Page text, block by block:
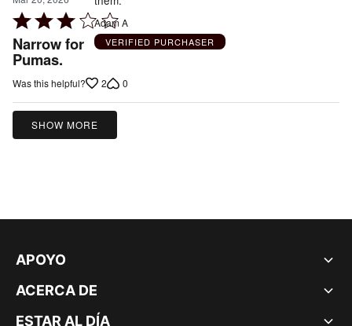
Rated
3
out
of
Narrow for
Pumas.
Adam A
VERIFIED PURCHASER
Was this helpful? 2 0
SHOW MORE
APOYO
ACERCA DE
ESTAR AL DÍA